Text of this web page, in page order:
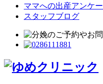
ママへの出産アンケー
スタッフブログ